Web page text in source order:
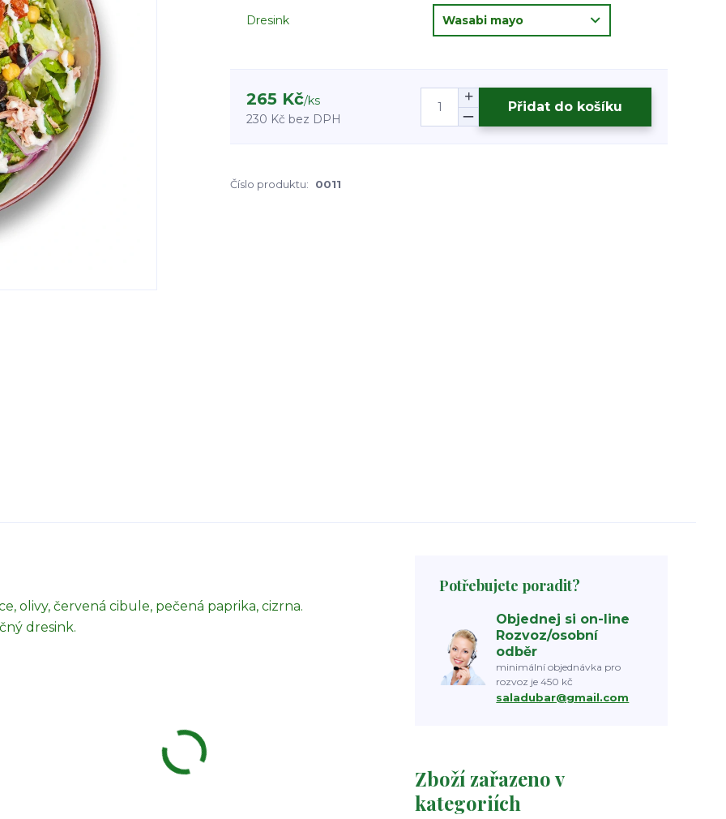
Dresink
265 Kč/ks
230 Kč bez DPH
Přidat do košíku
Číslo produktu: 0011
olivy, červená cibule, pečená paprika, cizrna.
dresink.
Zboží zařazeno v
kategoriích
Potřebujete poradit?
Objednej si on-line
Rozvoz/osobní
odběr
minimální objednávka pro
rozvoz je 450 kč
saladubar@gmail.com